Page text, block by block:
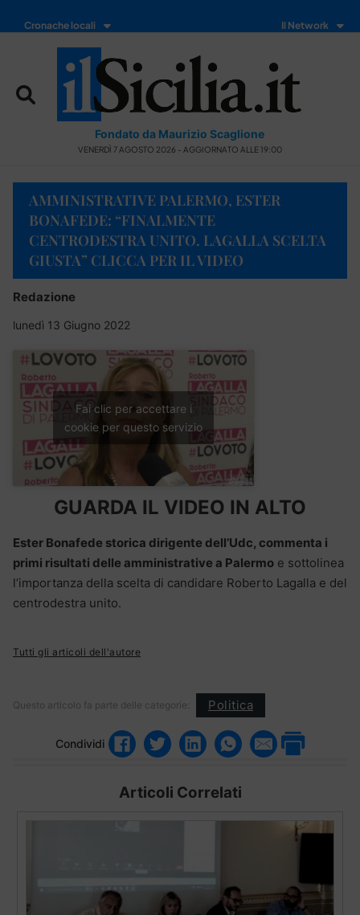
Cronache locali Il Network
Fondato da Maurizio Scaglione
VENERDÌ 7 AGOSTO 2026 - AGGIORNATO ALLE 19:00
AMMINISTRATIVE PALERMO, ESTER
BONAFEDE: “FINALMENTE
CENTRODESTRA UNITO. LAGALLA SCELTA
GIUSTA” CLICCA PER IL VIDEO
Redazione
lunedì 13 Giugno 2022
Fai clic per accettare i
cookie per questo servizio
GUARDA IL VIDEO IN ALTO
Ester Bonafede storica dirigente dell’Udc, commenta i
primi risultati delle amministrative a Palermo e sottolinea
l’importanza della scelta di candidare Roberto Lagalla e del
centrodestra unito.
Tutti gli articoli dell'autore
Questo articolo fa parte delle categorie: Politica
Condividi
Articoli Correlati